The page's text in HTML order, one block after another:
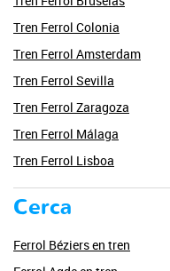
Tren Ferrol Colonia
Tren Ferrol Amsterdam
Tren Ferrol Sevilla
Tren Ferrol Zaragoza
Tren Ferrol Málaga
Tren Ferrol Lisboa
Cerca
Ferrol Béziers en tren